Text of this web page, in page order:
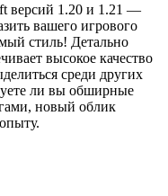
версий 1.20 и 1.21 —
вашего игрового
стиль! Детально
высокое качество
среди других
ли вы обширные
новый облик